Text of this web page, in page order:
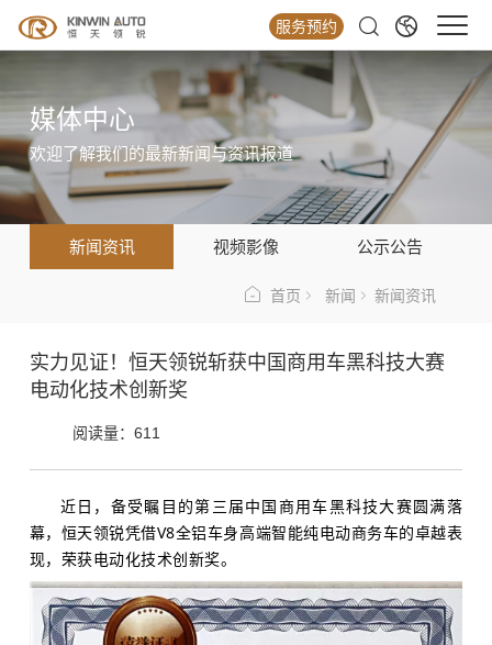
服务预约
媒体中心
欢迎了解我们的最新新闻与资讯报道
新闻资讯 视频影像 公示公告
首页 新闻 新闻资讯
实力见证！恒天领锐斩获中国商用车黑科技大赛
电动化技术创新奖
阅读量： 611
近日，备受瞩目的第三届中国商用车黑科技大赛圆满落
幕，恒天领锐凭借V8全铝车身高端智能纯电动商务车的卓越表
现，荣获电动化技术创新奖。